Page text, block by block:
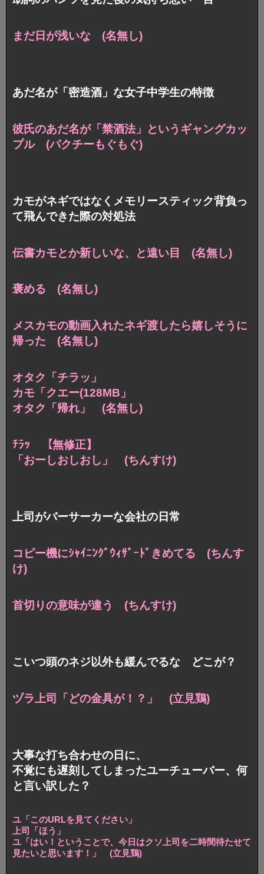
まだ日が浅いな (名無し)
あだ名が「密造酒」な女子中学生の特徴
彼氏のあだ名が「禁酒法」という ギャングカッ
プル (パクチーもぐもぐ)
カモがネギではなくメモリースティック背負っ
て飛んできた際の対処法
伝書カモとか新しいな、と遠い目 (名無し)
褒める (名無し)
メスカモの動画入れたネギ渡したら嬉しそうに
帰った (名無し)
オタク「チラッ」
カモ「クエー(128MB」
オタク「帰れ」 (名無し)
ﾁﾗｯ 【無修正】
「おーしおしおし」 (ちんすけ)
上司がバーサーカーな会社の日常
コピー機にｼｬｲﾆﾝｸﾞｳｨｻﾞｰﾄﾞきめてる (ちんす
け)
首切りの意味が違う (ちんすけ)
こいつ頭のネジ以外も緩んでるな どこが？
ヅラ上司「どの金具が！？」 (立見鶏)
大事な打ち合わせの日に、
不覚にも遅刻してしまったユーチューバー、何
と言い訳した？
ユ「このURLを見てください」
上司「ほう」
ユ「はい！ということで、今日はクソ上司を二時間待たせて
見たいと思います！」 (立見鶏)